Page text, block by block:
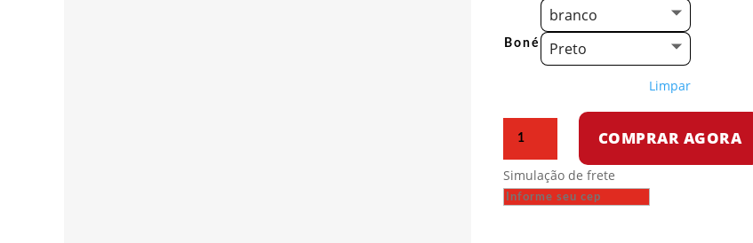
Boné
branco
Preto
Limpar
Toma
Tua
COMPRAR AGORA
Simulação de frete